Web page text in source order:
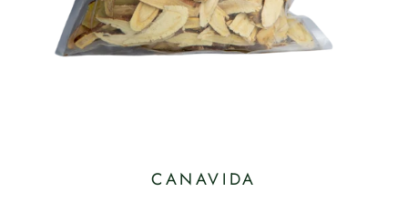
CANAVIDA